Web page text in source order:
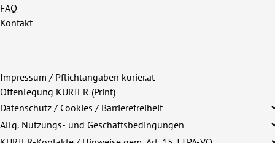
FAQ
Kontakt
Impressum / Pflichtangaben kurier.at
Offenlegung KURIER (Print)
Datenschutz / Cookies / Barrierefreiheit
Allg. Nutzungs- und Geschäftsbedingungen